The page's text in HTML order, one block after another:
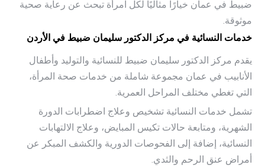
ضبيط في عمان خيارًا مثاليًا لكل امرأة تبحث عن رعاية صحية
موثوقة.
خدمات النسائية في مركز الدكتور سليمان ضبيط في الأردن
يقدم مركز الدكتور سليمان ضبيط للنسائية والتوليد وأطفال
الأنابيب في عمان مجموعة شاملة من خدمات صحة المرأة،
التي تغطي مختلف المراحل العمرية.
تشمل خدمات النسائية تشخيص وعلاج اضطرابات الدورة
الشهرية، ومتابعة حالات تكيس المبايض، وعلاج الالتهابات
النسائية، إضافة إلى الفحوصات الدورية والكشف المبكر عن
أمراض عنق الرحم والثدي.